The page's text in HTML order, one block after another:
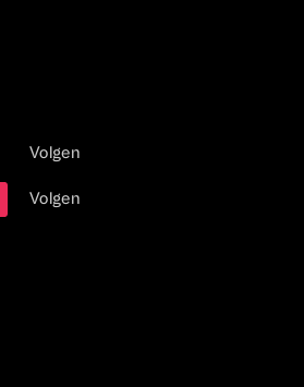
Volgen
Volgen